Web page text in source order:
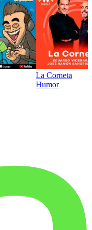
La Corneta
Humor